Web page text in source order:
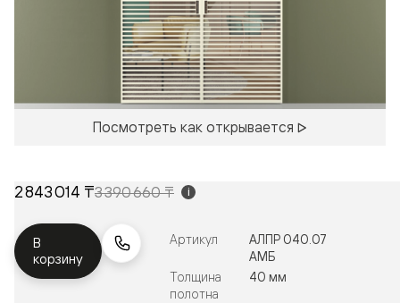
Посмотреть как открывается
2 843 014 ₸3 390 660 ₸ i
В
корзину
Артикул
АЛПР 040.07
АМБ
Толщина
полотна
40 мм